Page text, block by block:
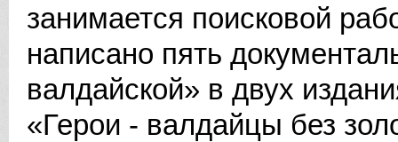
занимается поисковой
написано пять
валдайской» в двух
«Герои - валдайцы без